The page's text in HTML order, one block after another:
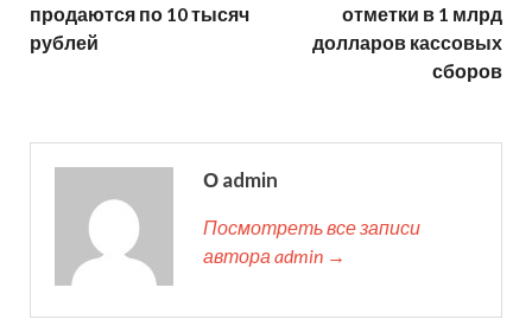
продаются по 10 тысяч
рублей
отметки в 1 млрд
долларов кассовых
сборов
О admin
Посмотреть все записи
автора admin →